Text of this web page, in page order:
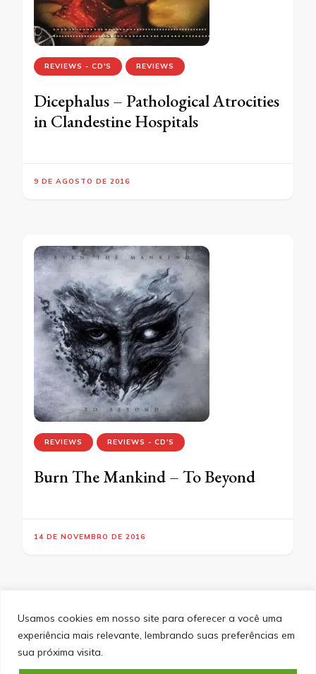
Usamos cookies em nosso site para oferecer a você uma
experiência mais relevante, lembrando suas preferências em
sua próxima visita.
REVIEWS - CD'S REVIEWS
Dicephalus – Pathological Atrocities
in Clandestine Hospitals
9 DE AGOSTO DE 2016
REVIEWS REVIEWS - CD'S
Burn The Mankind – To Beyond
14 DE NOVEMBRO DE 2016
SITEMAP POLÍTICA DE PRIVACIDADE
EQUIPE